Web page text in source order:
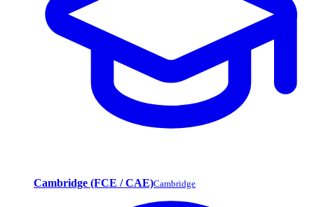
Cambridge (FCE / CAE)Cambridge